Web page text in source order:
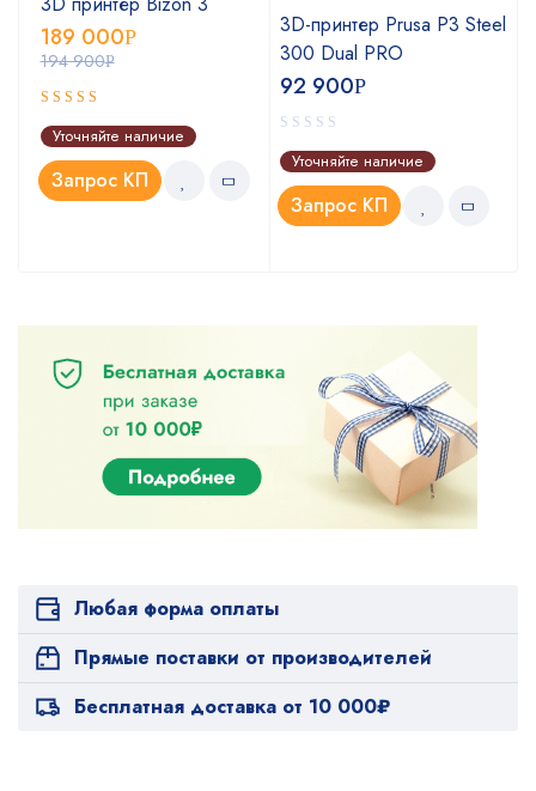
194 900Р
189 000Р
Оценка
5.00из 5
Уточняйте наличие
Запрос КП
3D-принтер Prusa P3 Steel
300 Dual PRO
92 900Р
Уточняйте наличие
Запрос КП
Любая форма оплаты
Прямые поставки от производителей
Бесплатная доставка от 10 000₽